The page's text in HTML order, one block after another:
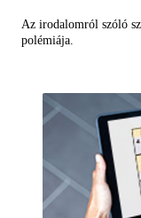
Az irodalomról szóló
polémiája.